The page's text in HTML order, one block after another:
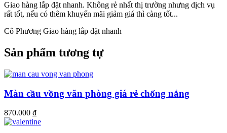
Giao hàng lắp đặt nhanh. Không rẻ nhất thị trường nhưng dịch vụ
rất tốt, nếu có thêm khuyến mãi giảm giá thì càng tốt...
Cô Phương Giao hàng lắp đặt nhanh
Sản phẩm tương tự
Màn cầu vồng văn phòng giá rẻ chống nắng
870.000 ₫